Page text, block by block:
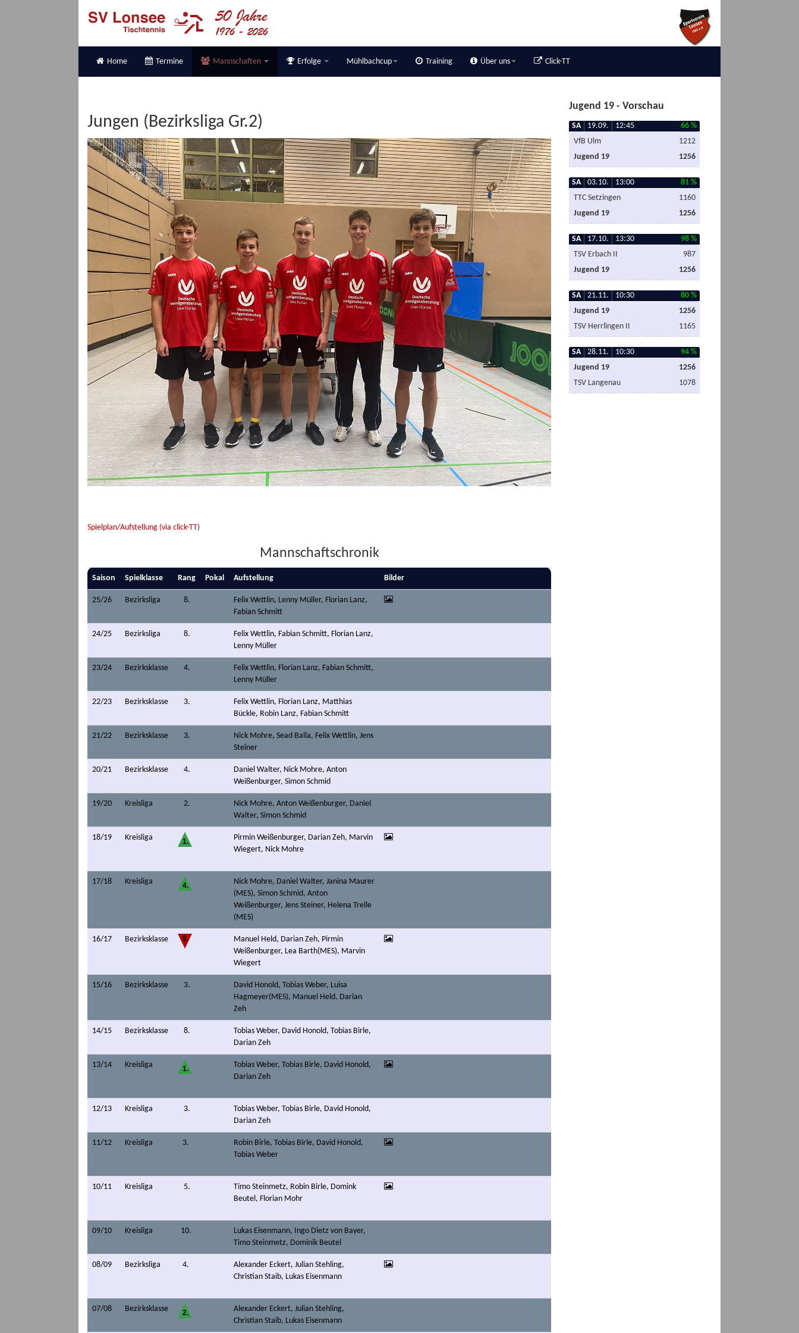
Home Termine Mannschaften Erfolge Mühlbachcup Training Über uns Click-TT
Jungen (Bezirksliga Gr.2)
Spielplan/Aufstellung (via click-TT)
Mannschaftschronik
Saison Spielklasse Rang Pokal Aufstellung Bilder
25/26 Bezirksliga 8.
Felix Wettlin, Lenny Müller, Florian Lanz,
Fabian Schmitt
24/25 Bezirksliga 8.
Felix Wettlin, Fabian Schmitt, Florian Lanz,
Lenny Müller
23/24 Bezirksklasse 4.
Felix Wettlin, Florian Lanz, Fabian Schmitt,
Lenny Müller
22/23 Bezirksklasse 3.
Felix Wettlin, Florian Lanz, Matthias
Bückle, Robin Lanz, Fabian Schmitt
21/22 Bezirksklasse 3.
Nick Mohre, Sead Balla, Felix Wettlin, Jens
Steiner
20/21 Bezirksklasse 4.
Daniel Walter, Nick Mohre, Anton
Weißenburger, Simon Schmid
19/20 Kreisliga 2.
Nick Mohre, Anton Weißenburger, Daniel
Walter, Simon Schmid
18/19 Kreisliga 1.
Pirmin Weißenburger, Darian Zeh, Marvin
Wiegert, Nick Mohre
17/18 Kreisliga 4.
Nick Mohre, Daniel Walter, Janina Maurer
(MES), Simon Schmid, Anton
Weißenburger, Jens Steiner, Helena Trelle
(MES)
16/17 Bezirksklasse 9.
Manuel Held, Darian Zeh, Pirmin
Weißenburger, Lea Barth(MES), Marvin
Wiegert
15/16 Bezirksklasse 3.
David Honold, Tobias Weber, Luisa
Hagmeyer(MES), Manuel Held, Darian
Zeh
14/15 Bezirksklasse 8.
Tobias Weber, David Honold, Tobias Birle,
Darian Zeh
13/14 Kreisliga 1.
Tobias Weber, Tobias Birle, David Honold,
Darian Zeh
12/13 Kreisliga 3.
Tobias Weber, Tobias Birle, David Honold,
Darian Zeh
11/12 Kreisliga 3.
Robin Birle, Tobias Birle, David Honold,
Tobias Weber
10/11 Kreisliga 5.
Timo Steinmetz, Robin Birle, Domink
Beutel, Florian Mohr
09/10 Kreisliga 10.
Lukas Eisenmann, Ingo Dietz von Bayer,
Timo Steinmetz, Dominik Beutel
08/09 Bezirksliga 4.
Alexander Eckert, Julian Stehling,
Christian Staib, Lukas Eisenmann
07/08 Bezirksklasse 2.
Alexander Eckert, Julian Stehling,
Christian Staib, Lukas Eisenmann
Jugend 19 - Vorschau
SA 19.09. 12:45
66 %
VfB Ulm
1212
Jugend 19
1256
SA 03.10. 13:00
81 %
TTC Setzingen
1160
Jugend 19
1256
SA 17.10. 13:30
98 %
TSV Erbach II
987
Jugend 19
1256
SA 21.11. 10:30
80 %
Jugend 19
1256
TSV Herrlingen II
1165
SA 28.11. 10:30
94 %
Jugend 19
1256
TSV Langenau
1078